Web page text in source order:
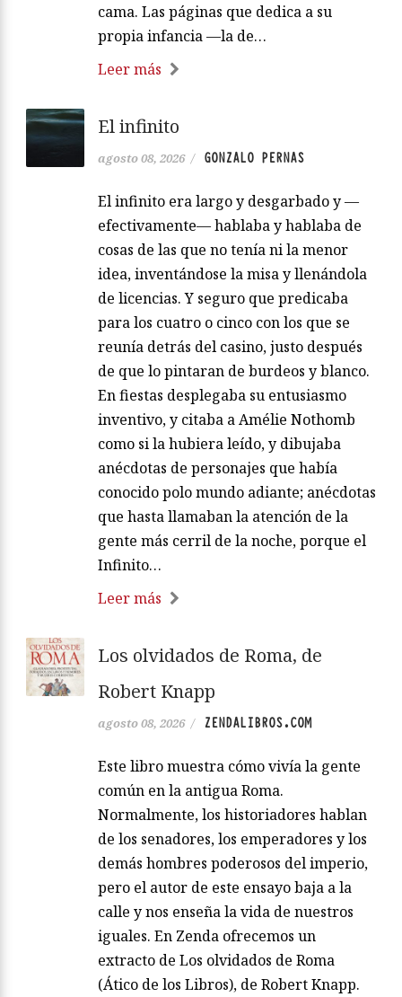
cama. Las páginas que dedica a su
propia infancia —la de…
Leer más
El infinito
agosto 08, 2026 / GONZALO PERNAS
El infinito era largo y desgarbado y —
efectivamente— hablaba y hablaba de
cosas de las que no tenía ni la menor
idea, inventándose la misa y llenándola
de licencias. Y seguro que predicaba
para los cuatro o cinco con los que se
reunía detrás del casino, justo después
de que lo pintaran de burdeos y blanco.
En fiestas desplegaba su entusiasmo
inventivo, y citaba a Amélie Nothomb
como si la hubiera leído, y dibujaba
anécdotas de personajes que había
conocido polo mundo adiante; anécdotas
que hasta llamaban la atención de la
gente más cerril de la noche, porque el
Infinito…
Leer más
Los olvidados de Roma, de
Robert Knapp
agosto 08, 2026 / ZENDALIBROS.COM
Este libro muestra cómo vivía la gente
común en la antigua Roma.
Normalmente, los historiadores hablan
de los senadores, los emperadores y los
demás hombres poderosos del imperio,
pero el autor de este ensayo baja a la
calle y nos enseña la vida de nuestros
iguales. En Zenda ofrecemos un
extracto de Los olvidados de Roma
(Ático de los Libros), de Robert Knapp.